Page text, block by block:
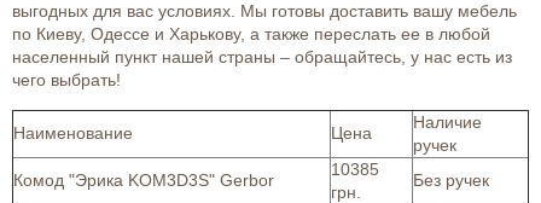
выгодных для вас условиях. Мы готовы доставить вашу мебель
по Киеву, Одессе и Харькову, а также переслать ее в любой
населенный пункт нашей страны – обращайтесь, у нас есть из
чего выбрать!
Наименование Цена
Наличие
ручек
Комод "Эрика KOM3D3S" Gerbor
10385
грн.
Без ручек